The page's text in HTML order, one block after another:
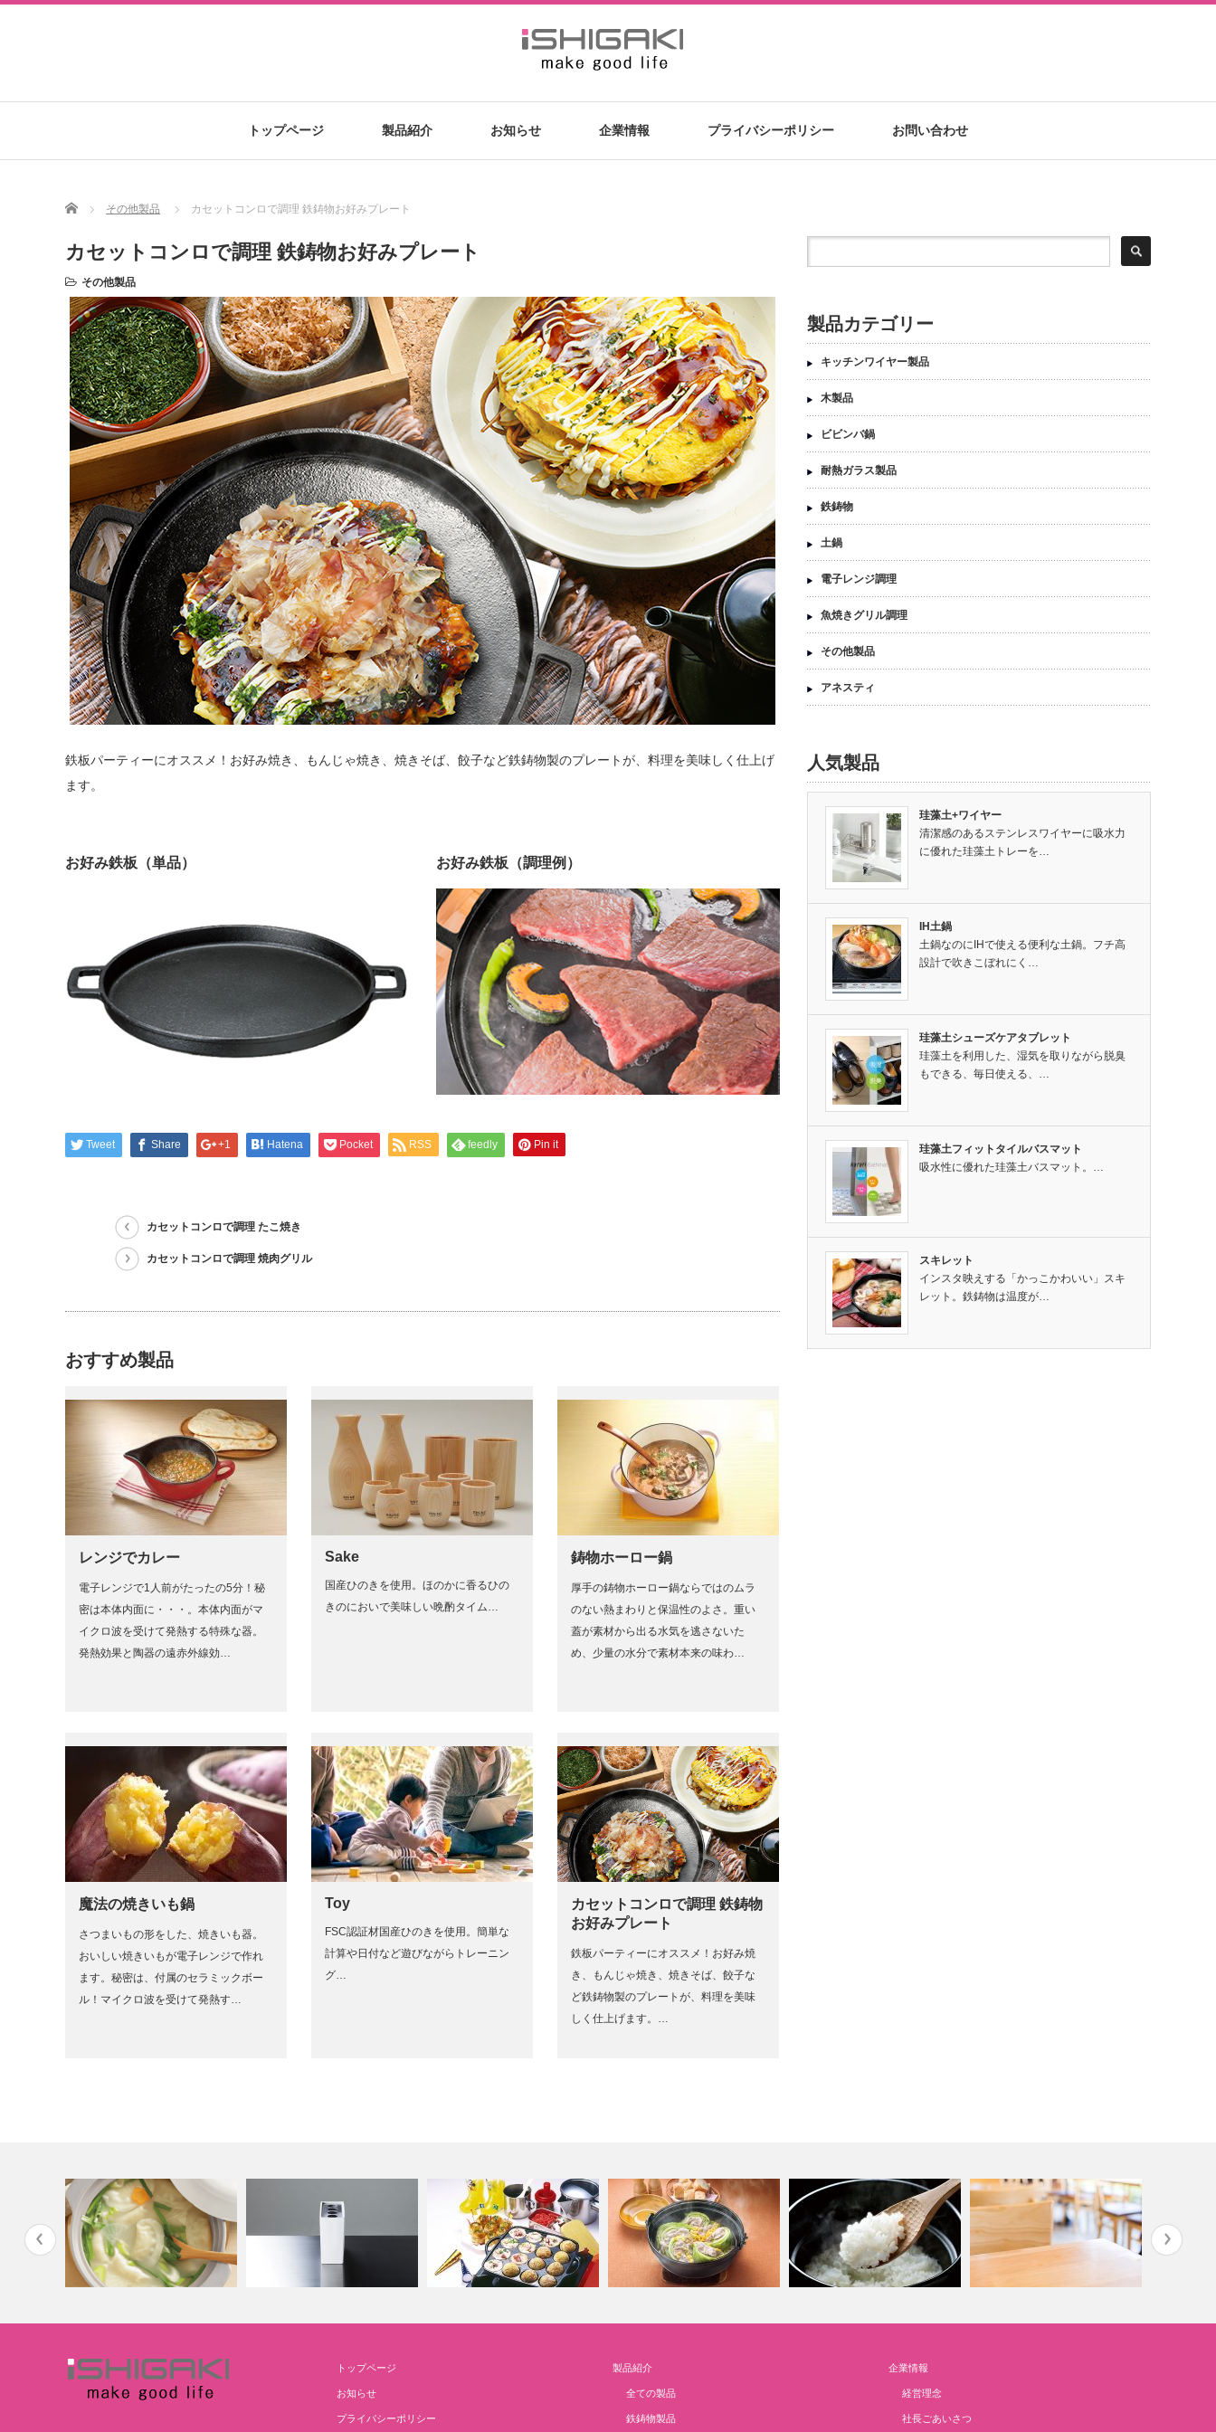
トップページ 製品紹介 お知らせ 企業情報 プライバシーポリシー お問い合わせ
Home その他製品 カセットコンロで調理 鉄鋳物お好みプレート
カセットコンロで調理 鉄鋳物お好みプレート
その他製品
鉄板パーティーにオススメ！お好み焼き、もんじゃ焼き、焼きそば、餃子など鉄鋳物製のプレートが、料理を美味しく仕上げ
ます。
お好み鉄板（単品） お好み鉄板（調理例）
Tweet Share +1 Hatena Pocket RSS feedly Pin it
カセットコンロで調理 たこ焼き
カセットコンロで調理 焼肉グリル
おすすめ製品
レンジでカレー
電子レンジで1人前がたったの5分！秘
密は本体内面に・・・。本体内面がマ
イクロ波を受けて発熱する特殊な器。
発熱効果と陶器の遠赤外線効…
Sake
国産ひのきを使用。ほのかに香るひの
きのにおいで美味しい晩酌タイム…
鋳物ホーロー鍋
厚手の鋳物ホーロー鍋ならではのムラ
のない熱まわりと保温性のよさ。重い
蓋が素材から出る水気を逃さないた
め、少量の水分で素材本来の味わ…
魔法の焼きいも鍋
さつまいもの形をした、焼きいも器。
おいしい焼きいもが電子レンジで作れ
ます。秘密は、付属のセラミックボー
ル！マイクロ波を受けて発熱す…
Toy
FSC認証材国産ひのきを使用。簡単な
計算や日付など遊びながらトレーニン
グ…
カセットコンロで調理 鉄鋳物
お好みプレート
鉄板パーティーにオススメ！お好み焼
き、もんじゃ焼き、焼きそば、餃子な
ど鉄鋳物製のプレートが、料理を美味
しく仕上げます。…
製品カテゴリー
キッチンワイヤー製品
木製品
ビビンバ鍋
耐熱ガラス製品
鉄鋳物
土鍋
電子レンジ調理
魚焼きグリル調理
その他製品
アネスティ
人気製品
珪藻土+ワイヤー
清潔感のあるステンレスワイヤーに吸水力
に優れた珪藻土トレーを…
IH土鍋
土鍋なのにIHで使える便利な土鍋。フチ高
設計で吹きこぼれにく…
珪藻土シューズケアタブレット
珪藻土を利用した、湿気を取りながら脱臭
もできる、毎日使える、…
珪藻土フィットタイルバスマット
吸水性に優れた珪藻土バスマット。…
スキレット
インスタ映えする「かっこかわいい」スキ
レット。鉄鋳物は温度が…
吹きこぼれにくい土鍋モダン 珪藻土ハブラシスタンド いろり鍋
トップページ
お知らせ
プライバシーポリシー
製品紹介
全ての製品
鉄鋳物製品
企業情報
経営理念
社長ごあいさつ